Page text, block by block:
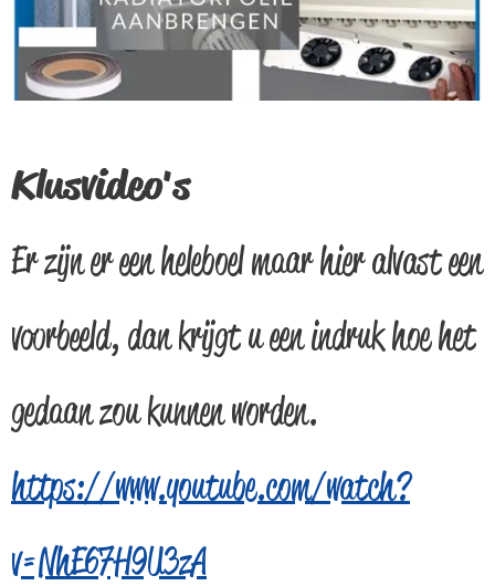
Klusvideo's
Er zijn er een heleboel maar hier alvast een
voorbeeld, dan krijgt u een indruk hoe het
gedaan zou kunnen worden.
https://www.youtube.com/watch?
v=NhE67H9U3zA